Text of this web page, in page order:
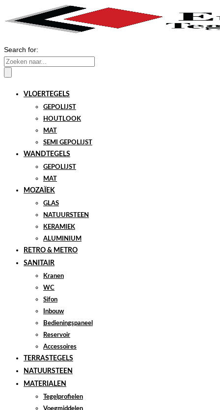
Search for:
VLOERTEGELS
GEPOLIJST
HOUTLOOK
MAT
SEMI GEPOLIJST
WANDTEGELS
GEPOLIJST
MAT
MOZAÏEK
GLAS
NATUURSTEEN
KERAMIEK
ALUMINIUM
RETRO & METRO
SANITAIR
Kranen
WC
Sifon
Inbouw
Bedieningspaneel
Reservoir
Accessoires
TERRASTEGELS
NATUURSTEEN
MATERIALEN
Tegelprofielen